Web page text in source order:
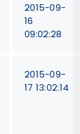
2015-09-
16
09:02:28
2015-09-
17 13:02:14